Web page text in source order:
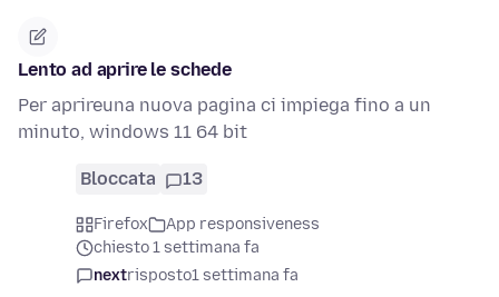
Lento ad aprire le schede
Per aprireuna nuova pagina ci impiega fino a un
minuto, windows 11 64 bit
Bloccata 13
Firefox
App responsiveness
chiesto 1 settimana fa
nextrisposto1 settimana fa